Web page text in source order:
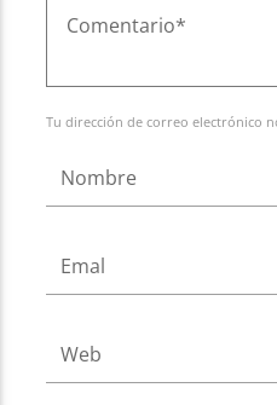
Tu dirección de correo electrónico